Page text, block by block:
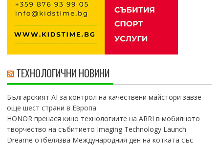
ТЕХНОЛОГИЧНИ НОВИНИ
Българският AI за контрол на качествени майстори завзе
още шест страни в Европа
HONOR пренася кино технологиите на ARRI в мобилното
творчество на събитието Imaging Technology Launch
Dreame отбелязва Международния ден на котката със